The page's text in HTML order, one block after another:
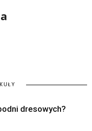
dresowych?